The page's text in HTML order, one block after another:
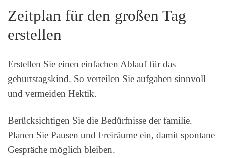
Zeitplan für den großen Tag
erstellen
Erstellen Sie einen einfachen Ablauf für das
geburtstagskind. So verteilen Sie aufgaben sinnvoll
und vermeiden Hektik.
Berücksichtigen Sie die Bedürfnisse der familie.
Planen Sie Pausen und Freiräume ein, damit spontane
Gespräche möglich bleiben.